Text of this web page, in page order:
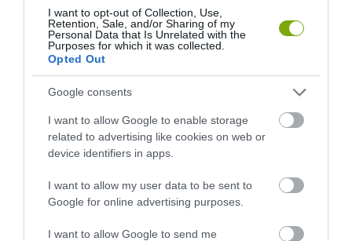
I want to opt-out of Collection, Use,
Retention, Sale, and/or Sharing of my
Personal Data that Is Unrelated with the
Purposes for which it was collected.
Opted Out
Google consents
I want to allow Google to enable storage
related to advertising like cookies on web or
device identifiers in apps.
I want to allow my user data to be sent to
Google for online advertising purposes.
I want to allow Google to send me
AZ EGYHANGÚSÁGOT: A
VÁLTOZATOS NÖVÉNYZET
STRATÉGIA
NEVEZTEK MEG, ÉS A FÖLD
MEGINT FINOMAN JELEZTE:
HINNI MAGUNKAT